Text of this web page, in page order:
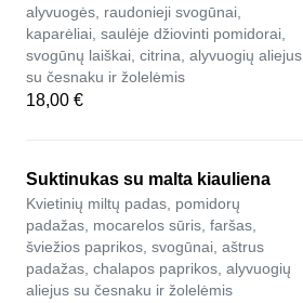
alyvuogės, raudonieji svogūnai,
kaparėliai, saulėje džiovinti pomidorai,
svogūnų laiškai, citrina, alyvuogių aliejus
su česnaku ir žolelėmis
18,00 €
Suktinukas su malta kiauliena
Kvietinių miltų padas, pomidorų
padažas, mocarelos sūris, faršas,
šviežios paprikos, svogūnai, aštrus
padažas, chalapos paprikos, alyvuogių
aliejus su česnaku ir žolelėmis